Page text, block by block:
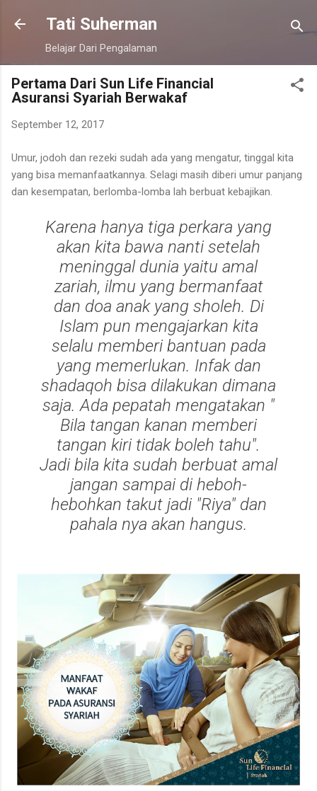
Langsung ke konten utama
Tati Suherman
Belajar Dari Pengalaman
Pertama Dari Sun Life Financial
Asuransi Syariah Berwakaf
September 12, 2017
Umur, jodoh dan rezeki sudah ada yang mengatur, tinggal kita
yang bisa memanfaatkannya. Selagi masih diberi umur panjang
dan kesempatan, berlomba-lomba lah berbuat kebajikan.
Karena hanya tiga perkara yang
akan kita bawa nanti setelah
meninggal dunia yaitu amal
zariah, ilmu yang bermanfaat
dan doa anak yang sholeh. Di
Islam pun mengajarkan kita
selalu memberi bantuan pada
yang memerlukan. Infak dan
shadaqoh bisa dilakukan dimana
saja. Ada pepatah mengatakan "
Bila tangan kanan memberi
tangan kiri tidak boleh tahu".
Jadi bila kita sudah berbuat amal
jangan sampai di heboh-
hebohkan takut jadi "Riya" dan
pahala nya akan hangus.